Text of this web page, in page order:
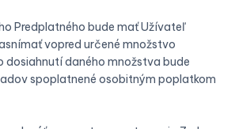
Predplatného bude mať Užívateľ
vopred určené množstvo
dosiahnutí daného množstva bude
spoplatnené osobitným poplatkom